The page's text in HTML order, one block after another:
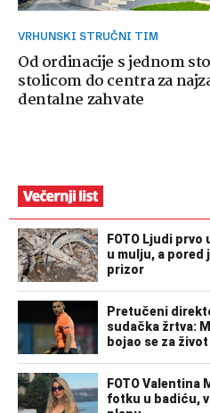
VRHUNSKI STRUČNI TIM
Od ordinacije s jednom
stolicom do centra za
dentalne zahvate